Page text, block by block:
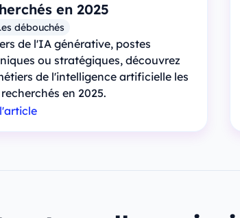
en 2025
débouchés
de l'IA générative, postes
ou stratégiques, découvrez
de l'intelligence artificielle les
en 2025.